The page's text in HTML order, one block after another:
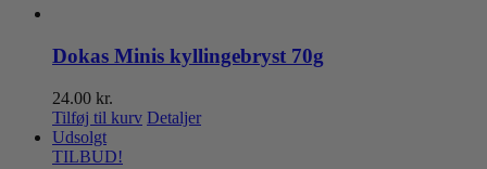
Dokas Minis kyllingebryst 70g
24.00 kr.
Tilføj til kurv Detaljer
Udsolgt
TILBUD!